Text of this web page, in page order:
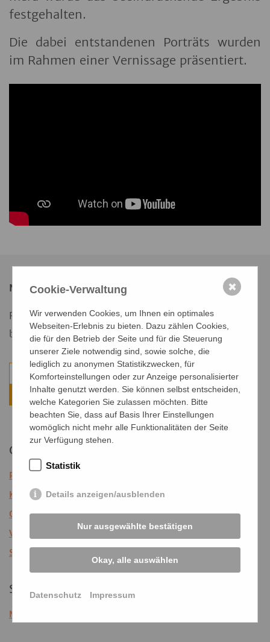
fest­ge­hal­ten.
Die dabei ent­stan­de­nen Por­träts wur­den
im Rah­men einer Ver­nis­sa­ge prä­sen­tiert.
Newsletter
Registrieren Sie sich für unseren Newsletter und
bleiben Sie auf dem Laufenden.
Weiter
Quick-Links
Publikationen
KuKuK-TV
Gradmann-Stiftung
Veranstaltungsarchiv
Spenden
Service
Newsletter der Demenz Support
Cookie-Verwaltung
Wir verwenden Cookies, um Ihnen ein optimales
Webseiten-Erlebnis zu bieten. Dazu zählen Cookies,
die für den Betrieb der Seite und für die Steuerung
unserer Ziele notwendig sind, sowie solche, die
lediglich zu anonymen Statistikzwecken, für
Komforteinstellungen oder zur Anzeige personalisierter
Inhalte genutzt werden. Sie können selbst entscheiden,
welche Kategorien Sie zulassen möchten. Bitte
beachten Sie, dass auf Basis Ihrer Einstellungen
womöglich nicht mehr alle Funktionalitäten der Seite
zur Verfügung stehen.
Statistik
Details anzeigen/ausblenden
Nur ausgewählte bestätigen
Okay, alle auswählen
Datenschutz Impressum
✖